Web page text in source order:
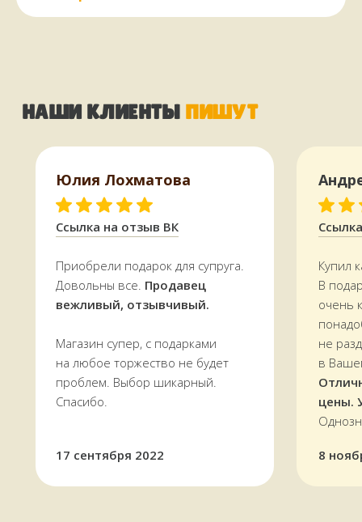
Купил
В
очень
не
в
цены.
Приобрели подарок для супруга.
Довольны все. Продавец
вежливый, отзывчивый.
Магазин супер, с подарками
на любое торжество не будет
проблем. Выбор шикарный.
Спасибо.
Ссылка на отзыв ВК
Юлия Лохматова
17 сентября 2022 8
КАК МЫ РАБОТАЕМ,
ОПЛАТА И ДОСТАВКА
в магазине в Терском переулке, дом 4
Доставляемзаказы по всей области.
По Мурманску от 5000 р. —БЕСПЛАТНО
УЗНАТЬ СТОИМОСТЬ ДОСТАВКИ